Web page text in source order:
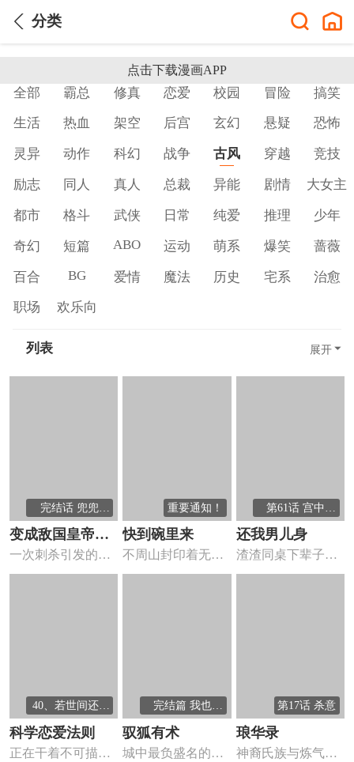
分类
点击下载漫画APP
全部 霸总 修真 恋爱 校园 冒险 搞笑
生活 热血 架空 后宫 玄幻 悬疑 恐怖
灵异 动作 科幻 战争 古风 穿越 竞技
励志 同人 真人 总裁 异能 剧情 大女主
都市 格斗 武侠 日常 纯爱 推理 少年
奇幻 短篇 ABO 运动 萌系 爆笑 蔷薇
百合 BG 爱情 魔法 历史 宅系 治愈
职场 欢乐向
列表 展开
完结话 兜兜转
变成敌国皇帝的
奴隶
一次刺杀引发的一
见钟情。狂傲的西
重要通知！
快到碗里来
不周山封印着无数
上古妖兽，但是封
第61话 宫中血
还我男儿身
渣渣同桌下辈子就
应该做女人！林哲
40、若世间还有
真爱，
科学恋爱法则
正在干着不可描述
完结篇 我也依
驭狐有术
城中最负盛名的青
第17话 杀意
琅华录
神裔氏族与炼气士